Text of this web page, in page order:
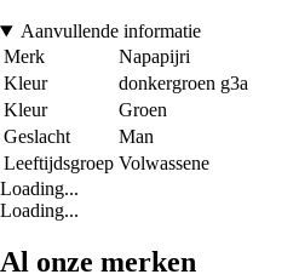
Aanvullende informatie
Merk
Napapijri
Kleur
donkergroen g3a
Kleur
Groen
Geslacht
Man
Leeftijdsgroep Volwassene
Loading...
Loading...
Al onze merken